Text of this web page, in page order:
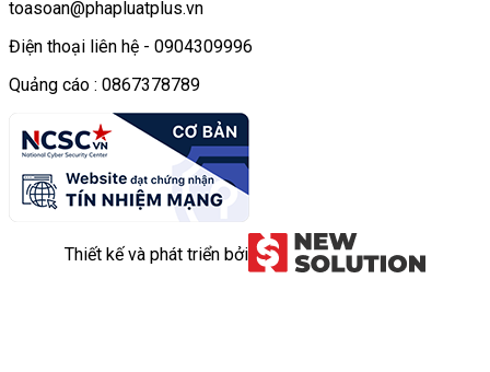
toasoan@phapluatplus.vn
Điện thoại liên hệ - 0904309996
Quảng cáo : 0867378789
Thiết kế và phát triển bởi